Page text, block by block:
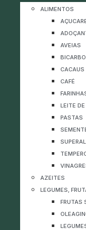
ALIMENTOS
AVEIAS
CACAUS
CAFÉ
LEITE
PASTAS
AZEITES
LEGUMES,
FRUTAS